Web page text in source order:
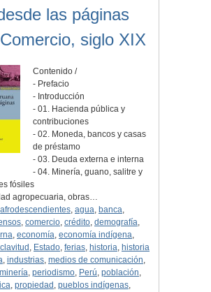
las páginas
siglo XIX
Contenido /
- Prefacio
- Introducción
- 01. Hacienda pública y
contribuciones
- 02. Moneda, bancos y casas
de préstamo
- 03. Deuda externa e interna
- 04. Minería, guano, salitre y
fósiles
agropecuaria, obras…
afrodescendientes, agua, banca,
, comercio, crédito, demografía,
, economía, economía indígena,
, Estado, ferias, historia, historia
, industrias, medios de comunicación,
minería, periodismo, Perú, población,
, propiedad , pueblos indígenas,